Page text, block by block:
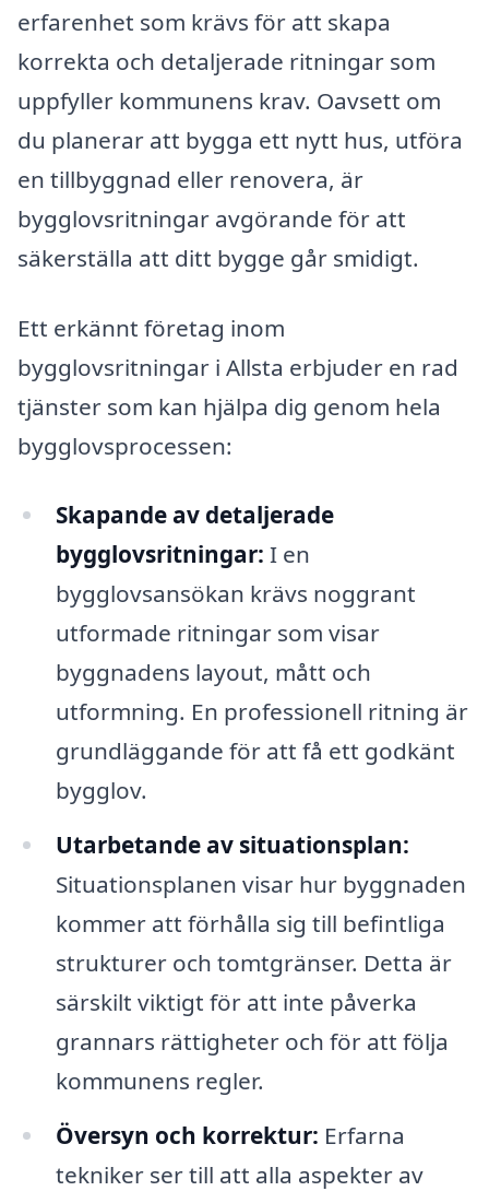
erfarenhet som krävs för att skapa
korrekta och detaljerade ritningar som
uppfyller kommunens krav. Oavsett om
du planerar att bygga ett nytt hus, utföra
en tillbyggnad eller renovera, är
bygglovsritningar avgörande för att
säkerställa att ditt bygge går smidigt.
Ett erkännt företag inom
bygglovsritningar i Allsta erbjuder en rad
tjänster som kan hjälpa dig genom hela
bygglovsprocessen:
Skapande av detaljerade
bygglovsritningar: I en
bygglovsansökan krävs noggrant
utformade ritningar som visar
byggnadens layout, mått och
utformning. En professionell ritning är
grundläggande för att få ett godkänt
bygglov.
Utarbetande av situationsplan:
Situationsplanen visar hur byggnaden
kommer att förhålla sig till befintliga
strukturer och tomtgränser. Detta är
särskilt viktigt för att inte påverka
grannars rättigheter och för att följa
kommunens regler.
Översyn och korrektur: Erfarna
tekniker ser till att alla aspekter av